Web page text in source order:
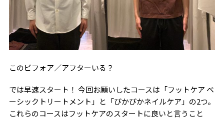
このビフォア／アフターいる？
では早速スタート！ 今回お願いしたコースは「フットケア ベ
ーシックトリートメント」と「ぴかぴかネイルケア」の2つ。
これらのコースはフットケアのスタートに良いと言うこと